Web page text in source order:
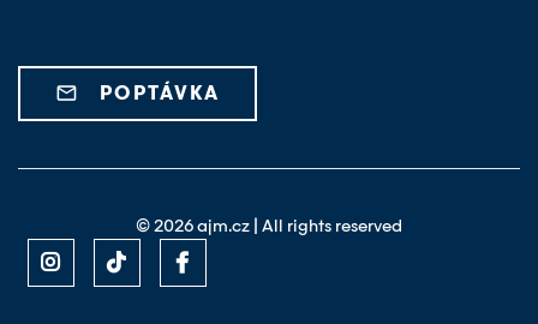
email POPTÁVKA
© 2026 ajm.cz | All rights reserved
  